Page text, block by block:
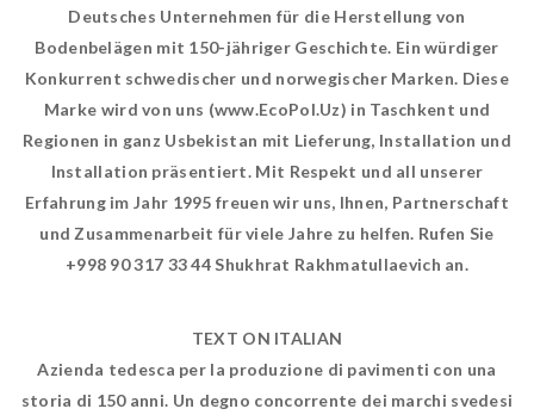
Deutsches Unternehmen für die Herstellung von
Bodenbelägen mit 150-jähriger Geschichte. Ein würdiger
Konkurrent schwedischer und norwegischer Marken. Diese
Marke wird von uns (www.EcoPol.Uz) in Taschkent und
Regionen in ganz Usbekistan mit Lieferung, Installation und
Installation präsentiert. Mit Respekt und all unserer
Erfahrung im Jahr 1995 freuen wir uns, Ihnen, Partnerschaft
und Zusammenarbeit für viele Jahre zu helfen. Rufen Sie
+998 90 317 33 44 Shukhrat Rakhmatullaevich an.
TEXT ON ITALIAN
Azienda tedesca per la produzione di pavimenti con una
storia di 150 anni. Un degno concorrente dei marchi svedesi